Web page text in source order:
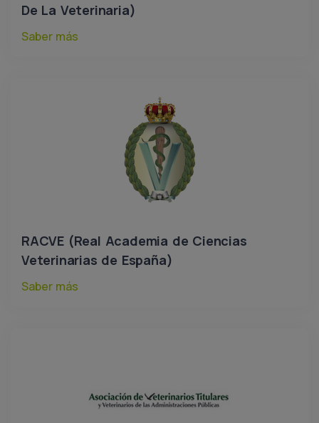
De La Veterinaria)
Saber más
RACVE (Real Academia de Ciencias
Veterinarias de España)
Saber más